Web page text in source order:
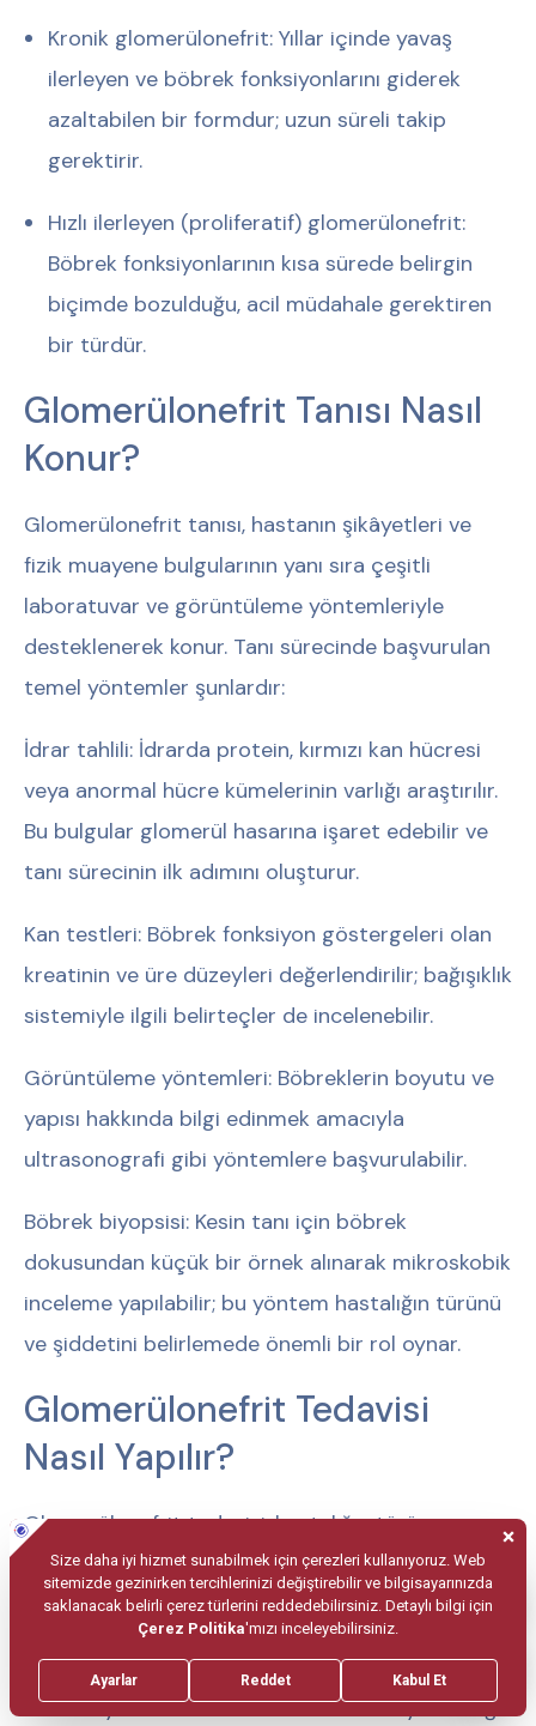
Kronik glomerülonefrit: Yıllar içinde yavaş
ilerleyen ve böbrek fonksiyonlarını giderek
azaltabilen bir formdur; uzun süreli takip
gerektirir.
Hızlı ilerleyen (proliferatif) glomerülonefrit:
Böbrek fonksiyonlarının kısa sürede belirgin
biçimde bozulduğu, acil müdahale gerektiren
bir türdür.
Glomerülonefrit Tanısı Nasıl
Konur?
Glomerülonefrit tanısı, hastanın şikâyetleri ve
fizik muayene bulgularının yanı sıra çeşitli
laboratuvar ve görüntüleme yöntemleriyle
desteklenerek konur. Tanı sürecinde başvurulan
temel yöntemler şunlardır:
İdrar tahlili: İdrarda protein, kırmızı kan hücresi
veya anormal hücre kümelerinin varlığı araştırılır.
Bu bulgular glomerül hasarına işaret edebilir ve
tanı sürecinin ilk adımını oluşturur.
Kan testleri: Böbrek fonksiyon göstergeleri olan
kreatinin ve üre düzeyleri değerlendirilir; bağışıklık
sistemiyle ilgili belirteçler de incelenebilir.
Görüntüleme yöntemleri: Böbreklerin boyutu ve
yapısı hakkında bilgi edinmek amacıyla
ultrasonografi gibi yöntemlere başvurulabilir.
Böbrek biyopsisi: Kesin tanı için böbrek
dokusundan küçük bir örnek alınarak mikroskobik
inceleme yapılabilir; bu yöntem hastalığın türünü
ve şiddetini belirlemede önemli bir rol oynar.
Glomerülonefrit Tedavisi
Nasıl Yapılır?
Glomerülonefrit tedavisi, hastalığın türüne,
nedenine ve böbrek fonksiyonlarının durumuna
göre kişiselleştirilerek planlanır. Genel tedavi
yaklaşımı şu adımları kapsayabilir:
Altta yatan nedenin tedavisi:Enfeksiyona bağlı